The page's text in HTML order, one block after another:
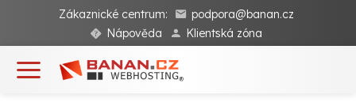
Zákaznické centrum:
podpora@banan.cz
Nápověda
Klientská zóna